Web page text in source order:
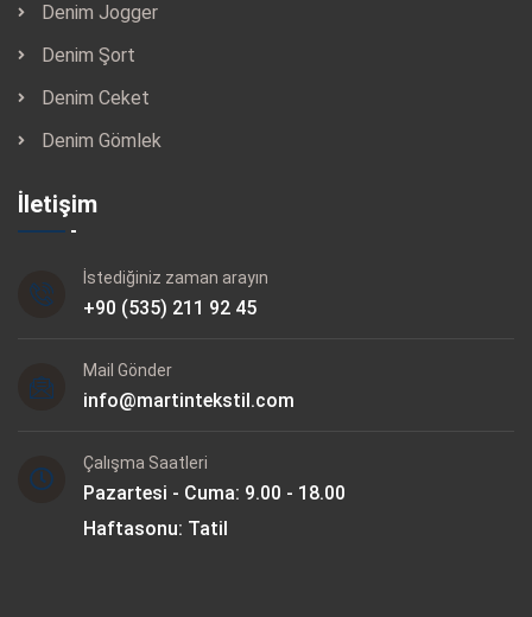
Denim Jogger
Denim Şort
Denim Ceket
Denim Gömlek
İletişim
İstediğiniz zaman arayın
+90 (535) 211 92 45
Mail Gönder
info@martintekstil.com
Çalışma Saatleri
Pazartesi - Cuma: 9.00 - 18.00
Haftasonu: Tatil